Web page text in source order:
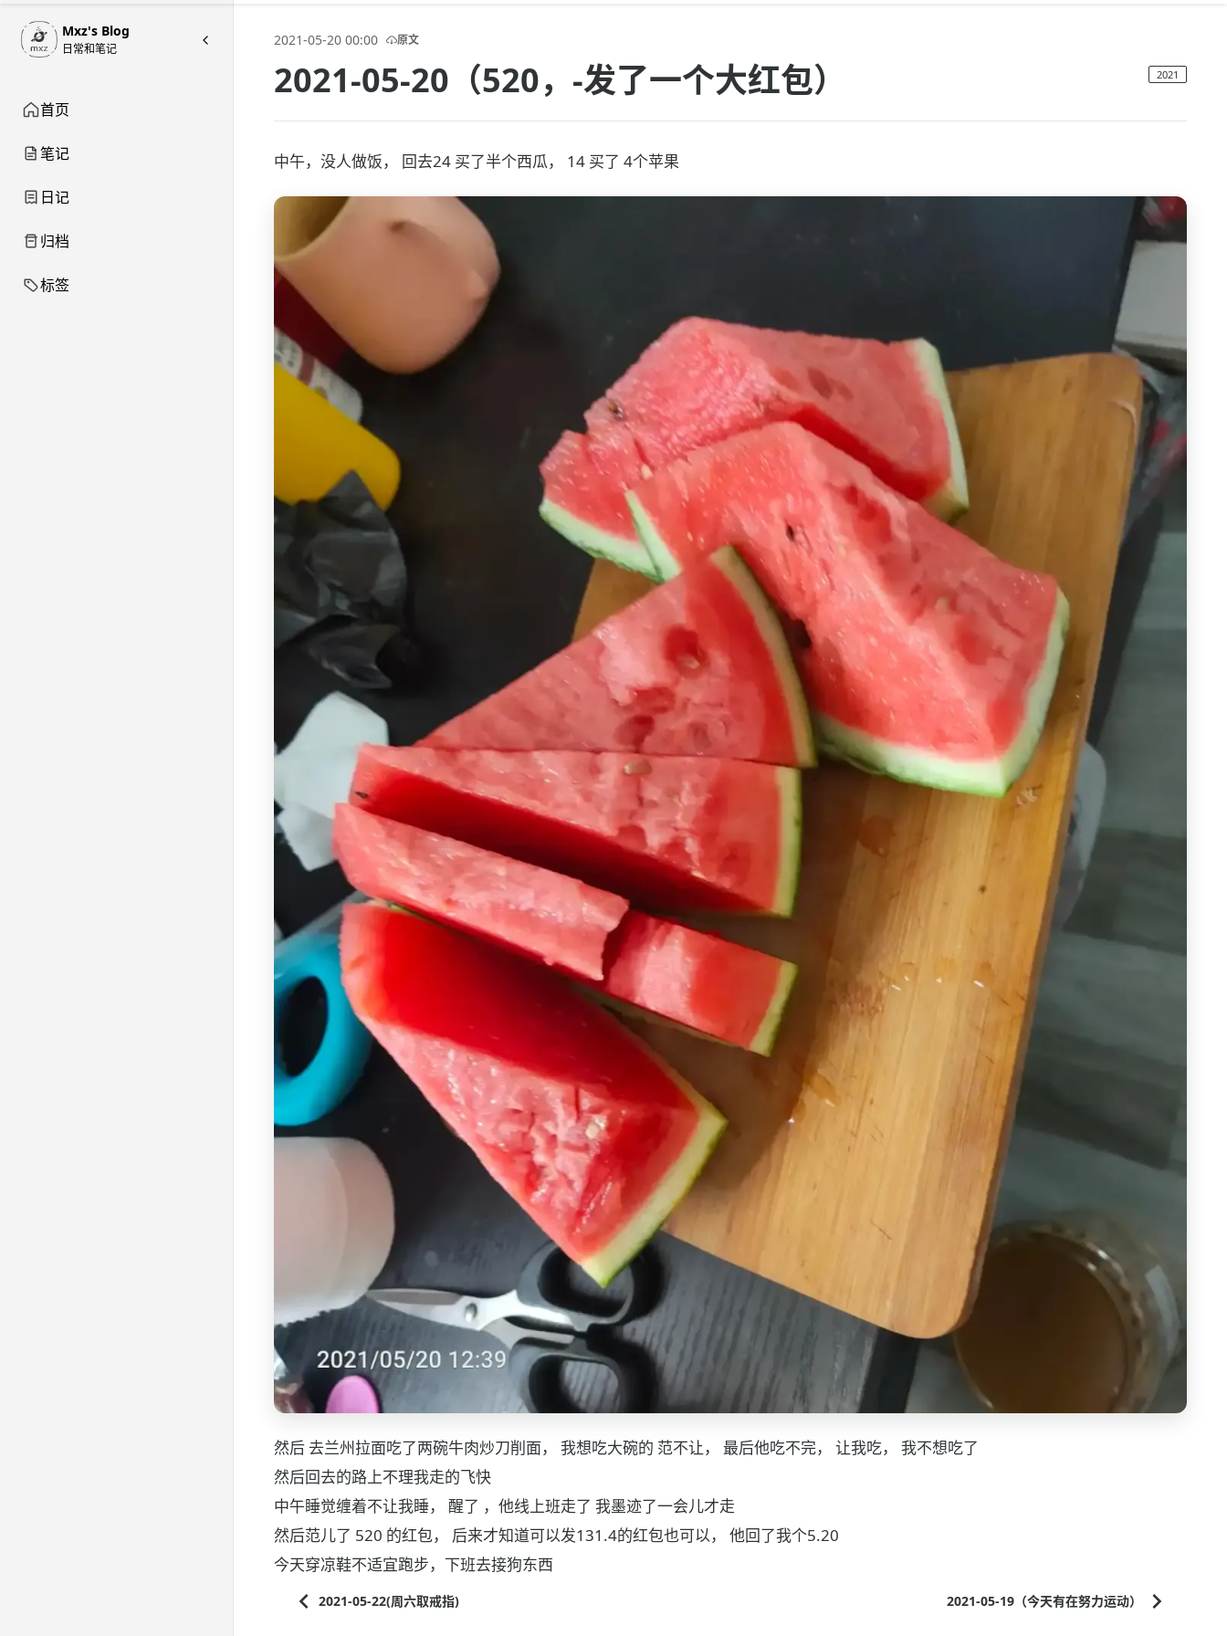
2021-05-20 00:00 原文
2021-05-20（520，-发了一个大红包） 2021
中午，没人做饭， 回去24 买了半个西瓜， 14 买了 4个苹果
然后 去兰州拉面吃了两碗牛肉炒刀削面， 我想吃大碗的 范不让， 最后他吃不完， 让我吃， 我不想吃了
然后回去的路上不理我走的飞快
中午睡觉缠着不让我睡， 醒了 ，他线上班走了 我墨迹了一会儿才走
然后范儿了 520 的红包， 后来才知道可以发131.4的红包也可以， 他回了我个5.20
今天穿凉鞋不适宜跑步，下班去接狗东西
2021-05-22(周六取戒指) 2021-05-19（今天有在努力运动）
Mxz's Blog
日常和笔记
首页
笔记
日记
归档
标签